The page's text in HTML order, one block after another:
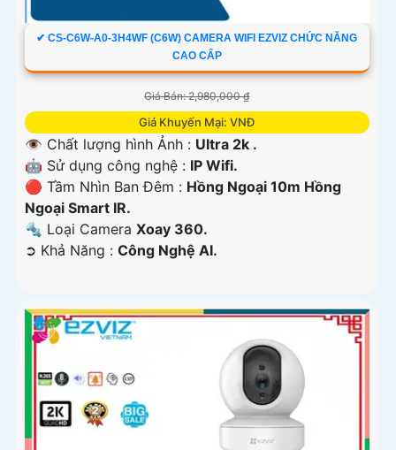
✔ CS-C6W-A0-3H4WF (C6W) CAMERA WIFI EZVIZ CHỨC NĂNG
CAO CẤP
Giá Bán: 2,980,000 ₫
Giá Khuyến Mại: VNĐ
👁 Chất lượng hình Ảnh : Ultra 2k .
🤖️ Sử dụng công nghệ : IP Wifi.
🔴 Tầm Nhìn Ban Đêm : Hồng Ngoại 10m Hồng
Ngoại Smart IR.
🔩 Loại Camera Xoay 360.
️➲ Khả Năng : Công Nghệ AI.